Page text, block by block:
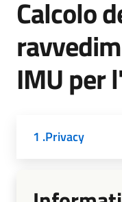
Calcolo
IMU per
Step
1 Privacy
Attivo
Step
2 Preferenze
Step
3 Importi da
Step
4 Riepilogo
Step
5 Conferma F24